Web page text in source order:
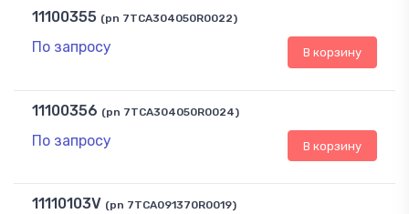
11100355 (pn 7TCA304050R0022)
По запросу В корзину
11100356 (pn 7TCA304050R0024)
По запросу В корзину
11110103V (pn 7TCA091370R0019)